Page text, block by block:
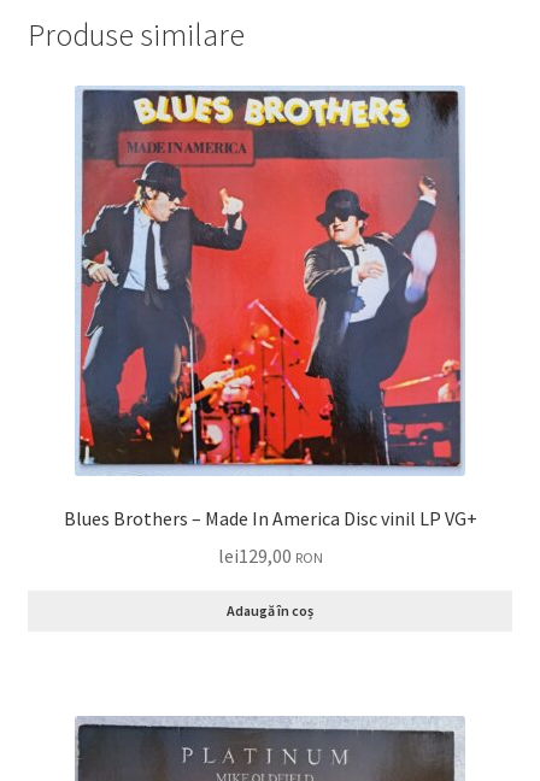
Produse similare
Blues Brothers – Made In America Disc vinil LP VG+
lei129,00 RON
Adaugă în coș